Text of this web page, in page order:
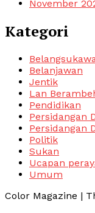
November
Kategori
Belanjawan
Jentik
Lan
Pendidikan
Persidangan
Persidangan
Politik
Sukan
Ucapan
Umum
Color Magazine |